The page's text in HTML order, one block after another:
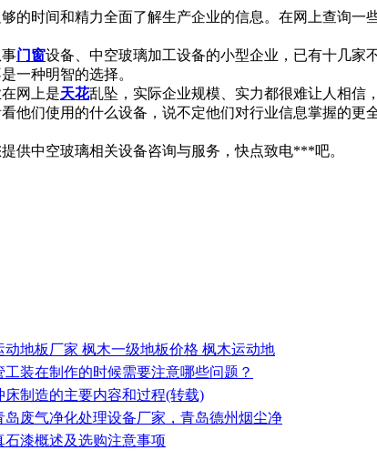
的时间和精力全面了解生产企业的信息。在网上查询一
门窗设备、中空玻璃加工设备的小型企业，已有十几家
一种明智的选择。
网上是天花乱坠，实际企业规模、实力都很难让人相信
们使用的什么设备，说不定他们对行业信息掌握的更
供中空玻璃相关设备咨询与服务，快点致电***吧。
动地板厂家 枫木一级地板价格 枫木运动地
工装在制作的时候需要注意哪些问题？
床制造的主要内容和过程(转载)
岛废气净化处理设备厂家，青岛德州烟尘净
石漆概述及选购注意事项